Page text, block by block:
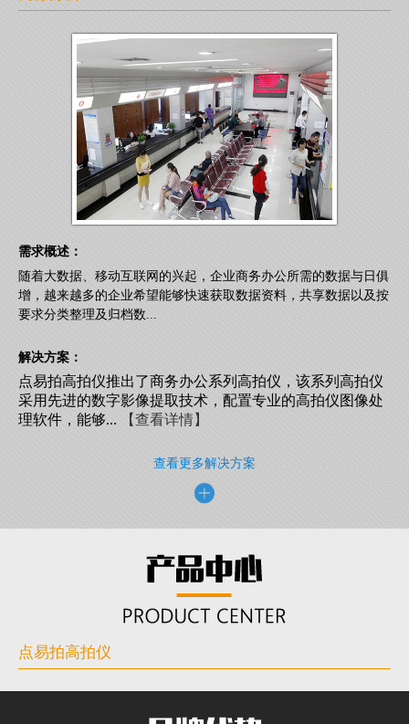
需求概述：
随着大数据、移动互联网的兴起，企业商务办公所需的数据与日俱
增，越来越多的企业希望能够快速获取数据资料，共享数据以及按
要求分类整理及归档数...
解决方案：
点易拍高拍仪推出了商务办公系列高拍仪，该系列高拍仪
采用先进的数字影像提取技术，配置专业的高拍仪图像处
理软件，能够...【查看详情】
查看更多解决方案
点易拍高拍仪